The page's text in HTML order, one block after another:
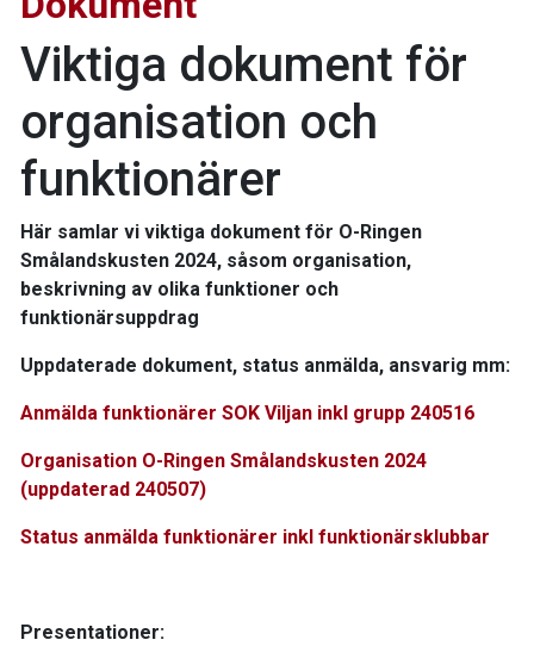
Viktiga dokument för
organisation och
funktionärer
Här samlar vi viktiga dokument för O-Ringen
Smålandskusten 2024, såsom organisation,
beskrivning av olika funktioner och
funktionärsuppdrag
Uppdaterade dokument, status anmälda, ansvarig mm:
Anmälda funktionärer SOK Viljan inkl grupp 240516
Organisation O-Ringen Smålandskusten 2024
(uppdaterad 240507)
Status anmälda funktionärer inkl funktionärsklubbar
Presentationer: